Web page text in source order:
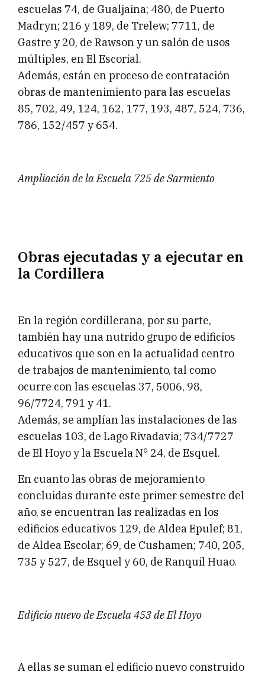
escuelas 74, de Gualjaina; 480, de Puerto
Madryn; 216 y 189, de Trelew; 7711, de
Gastre y 20, de Rawson y un salón de usos
múltiples, en El Escorial.
Además, están en proceso de contratación
obras de mantenimiento para las escuelas
85, 702, 49, 124, 162, 177, 193, 487, 524, 736,
786, 152/457 y 654.
Ampliación de la Escuela 725 de Sarmiento
Obras ejecutadas y a ejecutar en
la Cordillera
En la región cordillerana, por su parte,
también hay una nutrido grupo de edificios
educativos que son en la actualidad centro
de trabajos de mantenimiento, tal como
ocurre con las escuelas 37, 5006, 98,
96/7724, 791 y 41.
Además, se amplían las instalaciones de las
escuelas 103, de Lago Rivadavia; 734/7727
de El Hoyo y la Escuela N° 24, de Esquel.
En cuanto las obras de mejoramiento
concluidas durante este primer semestre del
año, se encuentran las realizadas en los
edificios educativos 129, de Aldea Epulef; 81,
de Aldea Escolar; 69, de Cushamen; 740, 205,
735 y 527, de Esquel y 60, de Ranquil Huao.
Edificio nuevo de Escuela 453 de El Hoyo
A ellas se suman el edificio nuevo construido